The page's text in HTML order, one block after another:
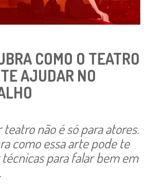
COMO O TEATRO
AJUDAR NO
não é só para atores.
como essa arte pode te
para falar bem em